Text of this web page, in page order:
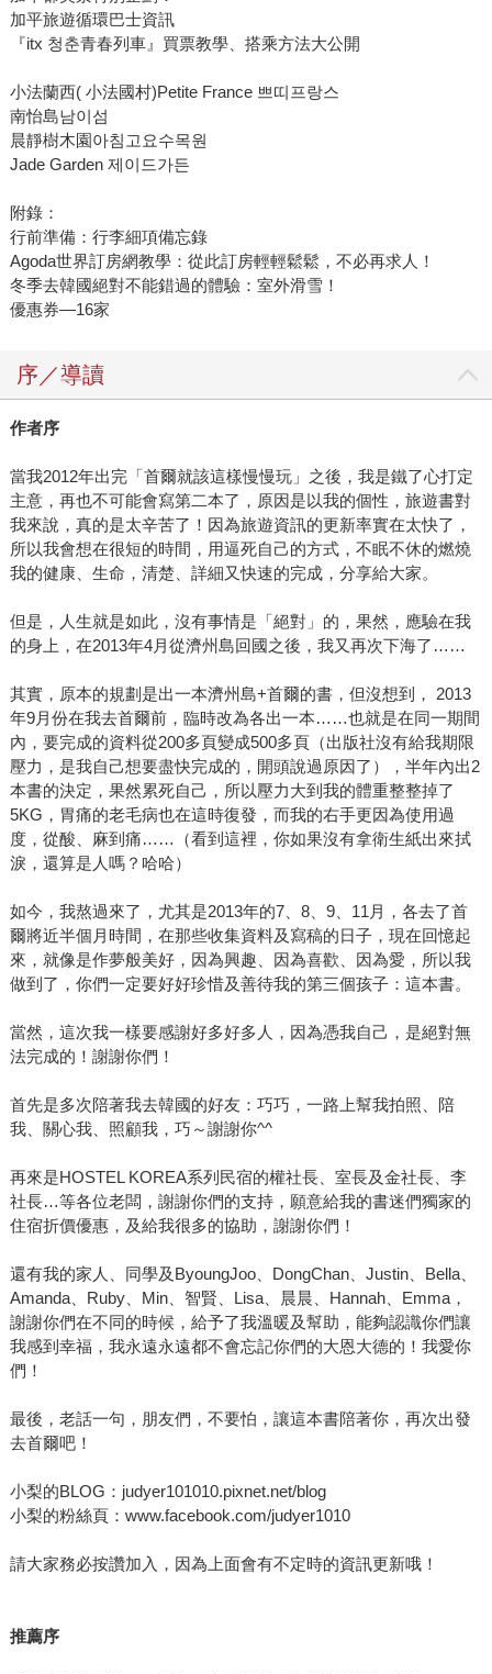
加平旅遊循環巴士資訊
『itx 청춘青春列車』買票教學、搭乘方法大公開
小法蘭西( 小法國村)Petite France 쁘띠프랑스
南怡島남이섬
晨靜樹木園아침고요수목원
Jade Garden 제이드가든
附錄：
行前準備：行李細項備忘錄
Agoda世界訂房網教學：從此訂房輕輕鬆鬆，不必再求人！
冬季去韓國絕對不能錯過的體驗：室外滑雪！
優惠券—16家
序／導讀
作者序
當我2012年出完「首爾就該這樣慢慢玩」之後，我是鐵了心打定
主意，再也不可能會寫第二本了，原因是以我的個性，旅遊書對
我來說，真的是太辛苦了！因為旅遊資訊的更新率實在太快了，
所以我會想在很短的時間，用逼死自己的方式，不眠不休的燃燒
我的健康、生命，清楚、詳細又快速的完成，分享給大家。
但是，人生就是如此，沒有事情是「絕對」的，果然，應驗在我
的身上，在2013年4月從濟州島回國之後，我又再次下海了……
其實，原本的規劃是出一本濟州島+首爾的書，但沒想到， 2013
年9月份在我去首爾前，臨時改為各出一本……也就是在同一期間
內，要完成的資料從200多頁變成500多頁（出版社沒有給我期限
壓力，是我自己想要盡快完成的，開頭說過原因了），半年內出2
本書的決定，果然累死自己，所以壓力大到我的體重整整掉了
5KG，胃痛的老毛病也在這時復發，而我的右手更因為使用過
度，從酸、麻到痛……（看到這裡，你如果沒有拿衛生紙出來拭
淚，還算是人嗎？哈哈）
如今，我熬過來了，尤其是2013年的7、8、9、11月，各去了首
爾將近半個月時間，在那些收集資料及寫稿的日子，現在回憶起
來，就像是作夢般美好，因為興趣、因為喜歡、因為愛，所以我
做到了，你們一定要好好珍惜及善待我的第三個孩子：這本書。
當然，這次我一樣要感謝好多好多人，因為憑我自己，是絕對無
法完成的！謝謝你們！
首先是多次陪著我去韓國的好友：巧巧，一路上幫我拍照、陪
我、關心我、照顧我，巧～謝謝你^^
再來是HOSTEL KOREA系列民宿的權社長、室長及金社長、李
社長…等各位老闆，謝謝你們的支持，願意給我的書迷們獨家的
住宿折價優惠，及給我很多的協助，謝謝你們！
還有我的家人、同學及ByoungJoo、DongChan、Justin、Bella、
Amanda、Ruby、Min、智賢、Lisa、晨晨、Hannah、Emma，
謝謝你們在不同的時候，給予了我溫暖及幫助，能夠認識你們讓
我感到幸福，我永遠永遠都不會忘記你們的大恩大德的！我愛你
們！
最後，老話一句，朋友們，不要怕，讓這本書陪著你，再次出發
去首爾吧！
小梨的BLOG：judyer101010.pixnet.net/blog
小梨的粉絲頁：www.facebook.com/judyer1010
請大家務必按讚加入，因為上面會有不定時的資訊更新哦！
推薦序